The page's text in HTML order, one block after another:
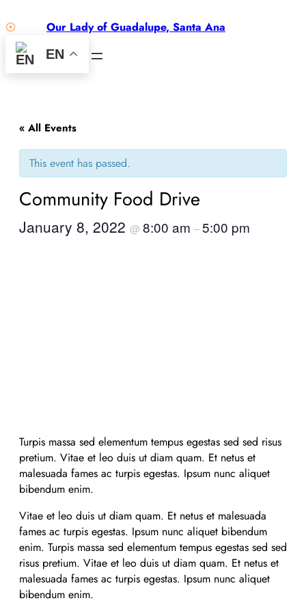
Our Lady of Guadalupe, Santa Ana
EN
« All Events
This event has passed.
Community Food Drive
January 8, 2022 @ 8:00 am –5:00 pm
Turpis massa sed elementum tempus egestas sed sed risus
pretium. Vitae et leo duis ut diam quam. Et netus et
malesuada fames ac turpis egestas. Ipsum nunc aliquet
bibendum enim.
Vitae et leo duis ut diam quam. Et netus et malesuada
fames ac turpis egestas. Ipsum nunc aliquet bibendum
enim. Turpis massa sed elementum tempus egestas sed sed
risus pretium. Vitae et leo duis ut diam quam. Et netus et
malesuada fames ac turpis egestas. Ipsum nunc aliquet
bibendum enim.